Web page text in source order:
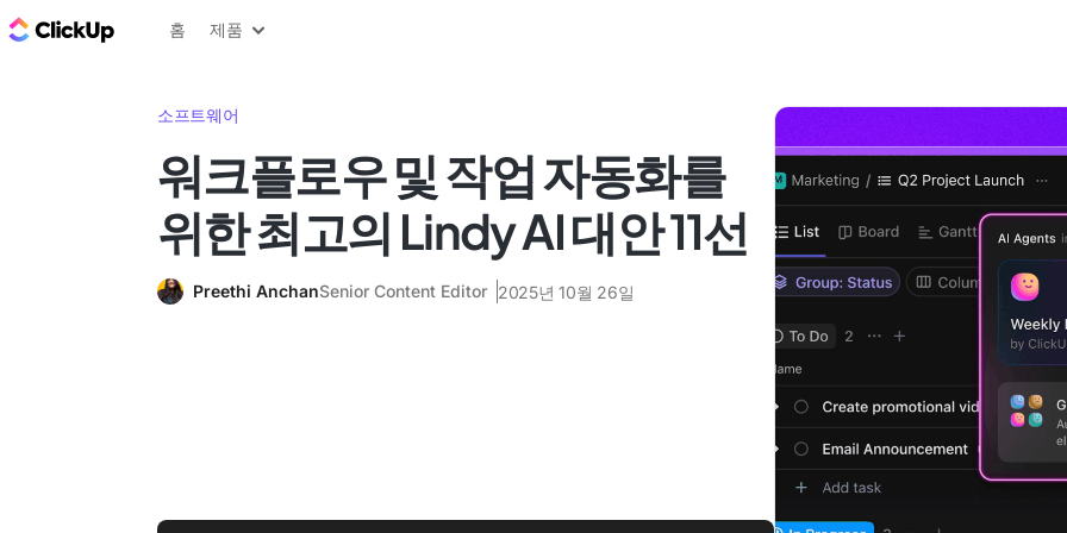
ClickUp 블로그
홈 제품
소프트웨어
워크플로우 및 작업 자동화를
위한 최고의 Lindy AI 대안 11선
Preethi AnchanSenior Content Editor 2025년 10월 26일